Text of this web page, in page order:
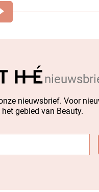
nieuwsbrief. Voor
het gebied van Beauty.